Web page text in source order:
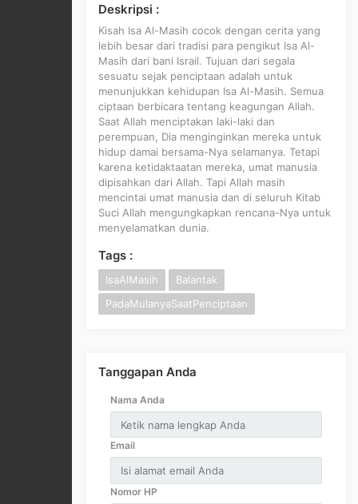
Deskripsi :
Kisah Isa Al-Masih cocok dengan cerita yang
lebih besar dari tradisi para pengikut Isa Al-
Masih dari bani Israil. Tujuan dari segala
sesuatu sejak penciptaan adalah untuk
menunjukkan kehidupan Isa Al-Masih. Semua
ciptaan berbicara tentang keagungan Allah.
Saat Allah menciptakan laki-laki dan
perempuan, Dia menginginkan mereka untuk
hidup damai bersama-Nya selamanya. Tetapi
karena ketidaktaatan mereka, umat manusia
dipisahkan dari Allah. Tapi Allah masih
mencintai umat manusia dan di seluruh Kitab
Suci Allah mengungkapkan rencana-Nya untuk
menyelamatkan dunia.
Tags :
IsaAlMasih
Balantak
PadaMulanyaSaatPenciptaan
Tanggapan Anda
Nama Anda
Email
Nomor HP